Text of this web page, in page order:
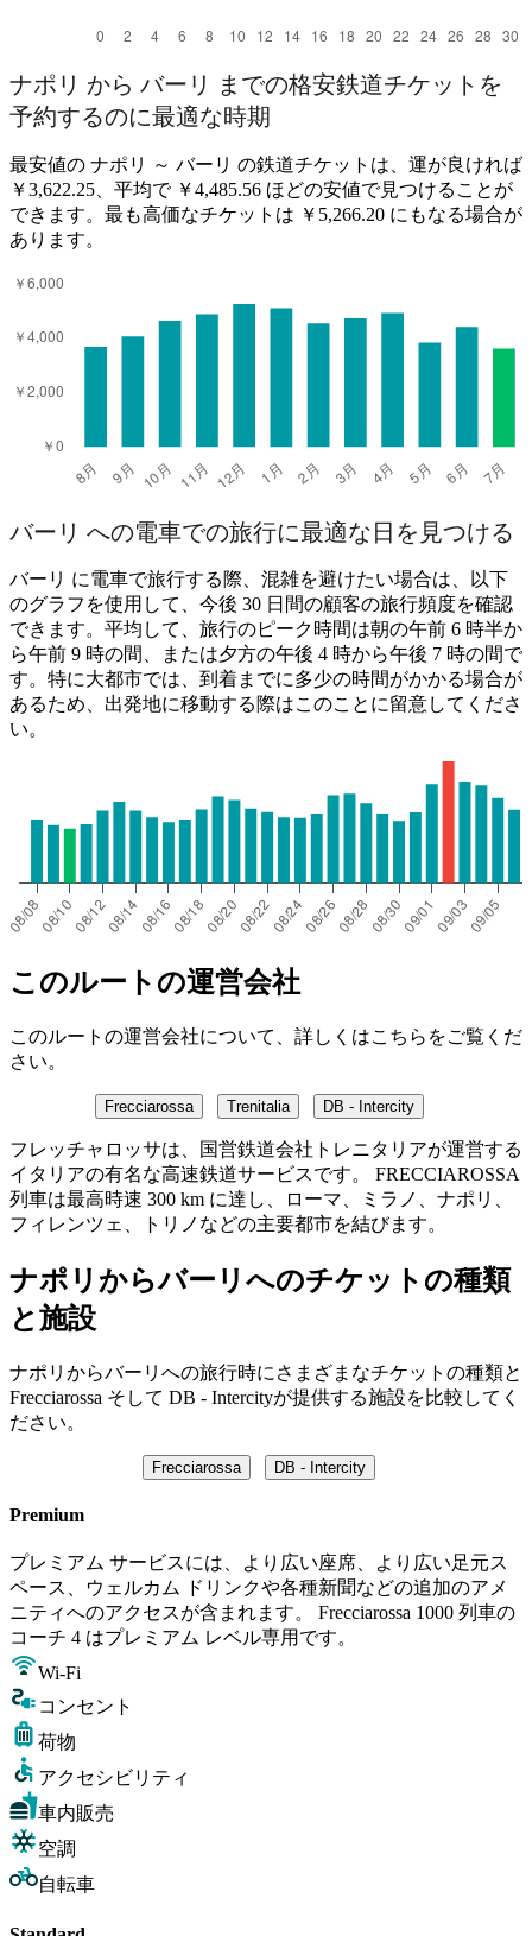
ナポリ から バーリ までの格安鉄道チケットを
予約するのに最適な時期
最安値の ナポリ ～ バーリ の鉄道チケットは、運が良ければ
￥3,622.25、平均で ￥4,485.56 ほどの安値で見つけることが
できます。最も高価なチケットは ￥5,266.20 にもなる場合が
あります。
バーリ への電車での旅行に最適な日を見つける
バーリ に電車で旅行する際、混雑を避けたい場合は、以下
のグラフを使用して、今後 30 日間の顧客の旅行頻度を確認
できます。平均して、旅行のピーク時間は朝の午前 6 時半か
ら午前 9 時の間、または夕方の午後 4 時から午後 7 時の間で
す。特に大都市では、到着までに多少の時間がかかる場合が
あるため、出発地に移動する際はこのことに留意してくださ
い。
このルートの運営会社
このルートの運営会社について、詳しくはこちらをご覧くだ
さい。
Frecciarossa Trenitalia DB - Intercity
フレッチャロッサは、国営鉄道会社トレニタリアが運営する
イタリアの有名な高速鉄道サービスです。 FRECCIAROSSA
列車は最高時速 300 km に達し、ローマ、ミラノ、ナポリ、
フィレンツェ、トリノなどの主要都市を結びます。
ナポリからバーリへのチケットの種類
と施設
ナポリからバーリへの旅行時にさまざまなチケットの種類と
Frecciarossa そして DB - Intercityが提供する施設を比較してく
ださい。
Frecciarossa DB - Intercity
Premium
プレミアム サービスには、より広い座席、より広い足元ス
ペース、ウェルカム ドリンクや各種新聞などの追加のアメ
ニティへのアクセスが含まれます。 Frecciarossa 1000 列車の
コーチ 4 はプレミアム レベル専用です。
Wi-Fi
コンセント
荷物
アクセシビリティ
車内販売
空調
自転車